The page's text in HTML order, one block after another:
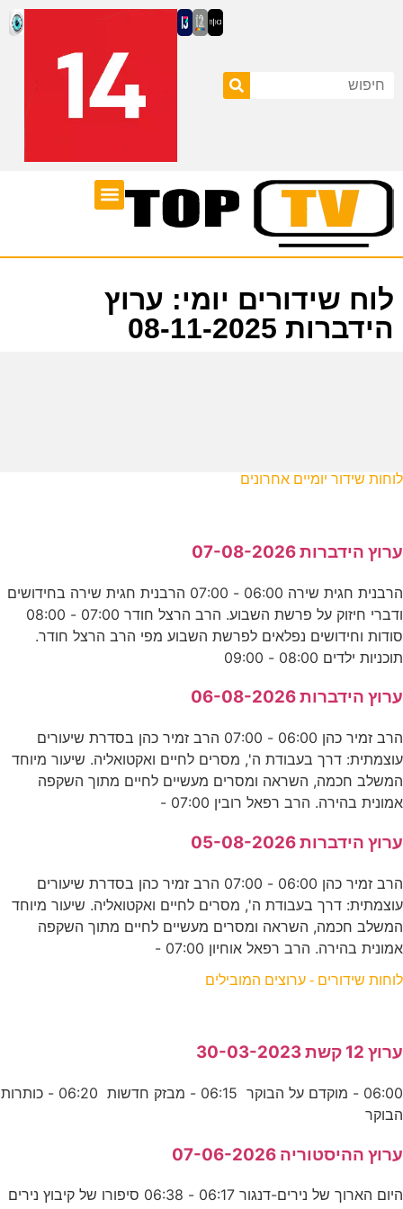
לוח שידורים יומי: ערוץ
הידברות 08-11-2025
לוחות שידור יומיים אחרונים
ערוץ הידברות 07-08-2026
הרבנית חגית שירה 06:00 - 07:00 הרבנית חגית שירה בחידושים
ודברי חיזוק על פרשת השבוע. הרב הרצל חודר 07:00 - 08:00
סודות וחידושים נפלאים לפרשת השבוע מפי הרב הרצל חודר.
תוכניות ילדים 08:00 - 09:00
ערוץ הידברות 06-08-2026
הרב זמיר כהן 06:00 - 07:00 הרב זמיר כהן בסדרת שיעורים
עוצמתית: דרך בעבודת ה', מסרים לחיים ואקטואליה. שיעור מיוחד
המשלב חכמה, השראה ומסרים מעשיים לחיים מתוך השקפה
אמונית בהירה. הרב רפאל רובין 07:00 -
ערוץ הידברות 05-08-2026
הרב זמיר כהן 06:00 - 07:00 הרב זמיר כהן בסדרת שיעורים
עוצמתית: דרך בעבודת ה', מסרים לחיים ואקטואליה. שיעור מיוחד
המשלב חכמה, השראה ומסרים מעשיים לחיים מתוך השקפה
אמונית בהירה. הרב רפאל אוחיון 07:00 -
לוחות שידורים - ערוצים המובילים
ערוץ 12 קשת 30-03-2023
06:00 - מוקדם על הבוקר 06:15 - מבזק חדשות 06:20 - כותרות
הבוקר
ערוץ ההיסטוריה 07-06-2026
היום הארוך של נירים-דנגור 06:17 - 06:38 סיפורו של קיבוץ נירים